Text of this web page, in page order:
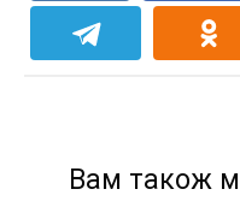
Вам також